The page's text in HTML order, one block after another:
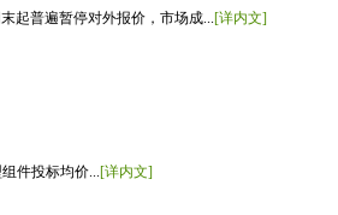
起普遍暂停对外报价，市场成...[详内文]
件投标均价... [详内文]